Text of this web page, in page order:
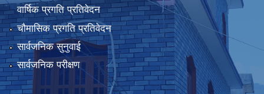
वार्षिक प्रगति प्रतिवेदन
चौमासिक प्रगति प्रतिवेदन
सार्वजनिक सुनुवाई
सार्वजनिक परीक्षण